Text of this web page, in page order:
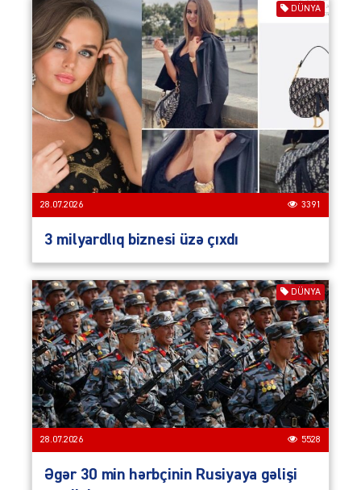
DÜNYA
28.07.2026 3391
3 milyardlıq biznesi üzə çıxdı
DÜNYA
28.07.2026 5528
Əgər 30 min hərbçinin Rusiyaya gəlişi